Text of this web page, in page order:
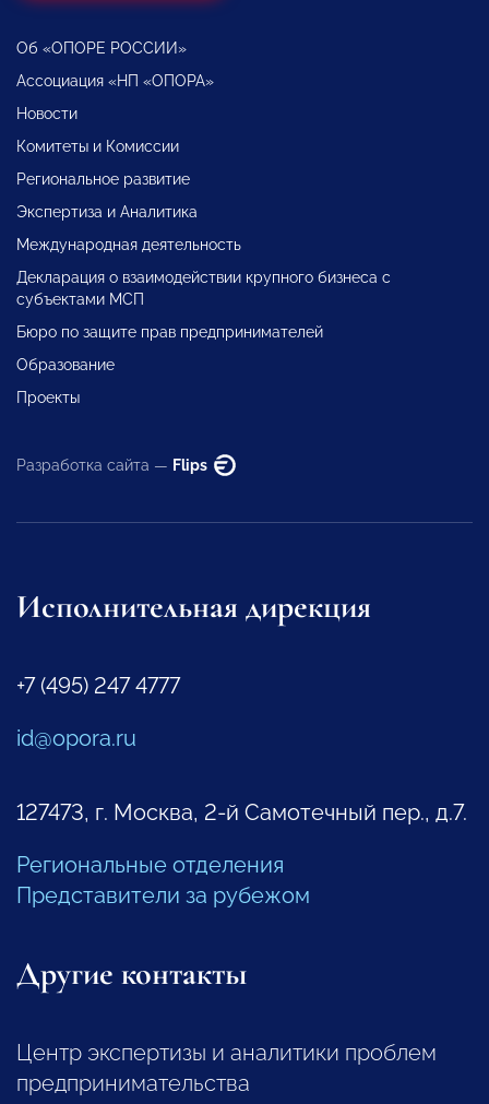
Об «ОПОРЕ РОССИИ»
Ассоциация «НП «ОПОРА»
Новости
Комитеты и Комиссии
Региональное развитие
Экспертиза и Аналитика
Международная деятельность
Декларация о взаимодействии крупного бизнеса с
субъектами МСП
Бюро по защите прав предпринимателей
Образование
Проекты
Разработка сайта — Flips
Исполнительная дирекция
+7 (495) 247 4777
id@opora.ru
127473, г. Москва, 2-й Самотечный пер., д.7.
Региональные отделения
Представители за рубежом
Другие контакты
Центр экспертизы и аналитики проблем
предпринимательства